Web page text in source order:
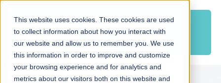
This website uses cookies. These cookies are used
to collect information about how you interact with
our website and allow us to remember you. We use
this information in order to improve and customize
your browsing experience and for analytics and
metrics about our visitors both on this website and
MEER INFORMATIE IN HET
ENGELS